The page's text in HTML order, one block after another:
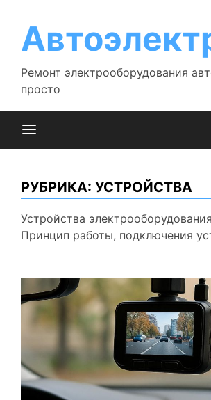
содержимому
Ремонт электрооборудования
просто
РУБРИКА: УСТРОЙСТВА
Устройства
Принцип работы, подключения